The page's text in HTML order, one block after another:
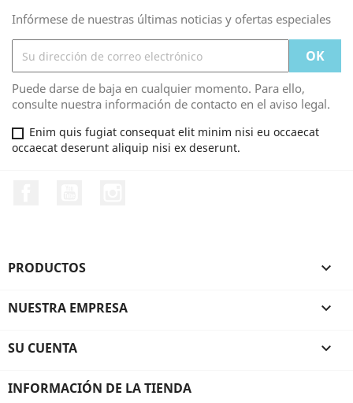
Infórmese de nuestras últimas noticias y ofertas especiales
Puede darse de baja en cualquier momento. Para ello,
consulte nuestra información de contacto en el aviso legal.
Enim quis fugiat consequat elit minim nisi eu occaecat
occaecat deserunt aliquip nisi ex deserunt.
PRODUCTOS 
NUESTRA EMPRESA 
SU CUENTA 
INFORMACIÓN DE LA TIENDA